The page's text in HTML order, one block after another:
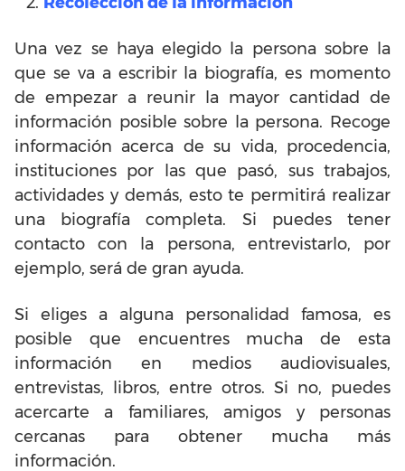
Una vez se haya elegido la persona sobre la
que se va a escribir la biografía, es momento
de empezar a reunir la mayor cantidad de
información posible sobre la persona. Recoge
información acerca de su vida, procedencia,
instituciones por las que pasó, sus trabajos,
actividades y demás, esto te permitirá realizar
una biografía completa. Si puedes tener
contacto con la persona, entrevistarlo, por
ejemplo, será de gran ayuda.
Si eliges a alguna personalidad famosa, es
posible que encuentres mucha de esta
información en medios audiovisuales,
entrevistas, libros, entre otros. Si no, puedes
acercarte a familiares, amigos y personas
cercanas para obtener mucha más
información.